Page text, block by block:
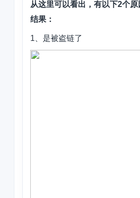
从这里可以看出，有以下2个
结果：
1、是被盗链了